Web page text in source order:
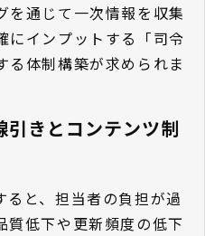
を通じて一次情報を収集
にインプットする「司令
る体制構築が求められま
きとコンテンツ制
ると、担当者の負担が過
質低下や更新頻度の低下